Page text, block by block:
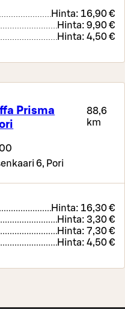
Hinta: 16,90 €
Hinta: 9,90 €
Hinta: 4,50 €
Prisma
88,6
km
6, Pori
Hinta: 16,30 €
Hinta: 3,30 €
Hinta: 7,30 €
Hinta: 4,50 €